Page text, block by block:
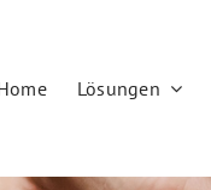
Lösungen